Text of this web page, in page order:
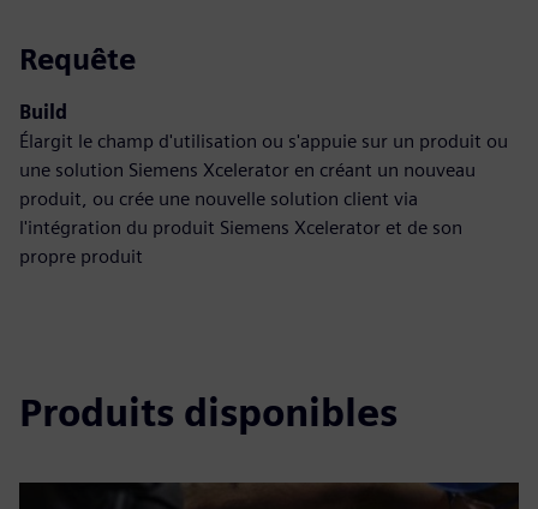
Requête
Build
Élargit le champ d'utilisation ou s'appuie sur un produit ou
une solution Siemens Xcelerator en créant un nouveau
produit, ou crée une nouvelle solution client via
l'intégration du produit Siemens Xcelerator et de son
propre produit
Produits disponibles